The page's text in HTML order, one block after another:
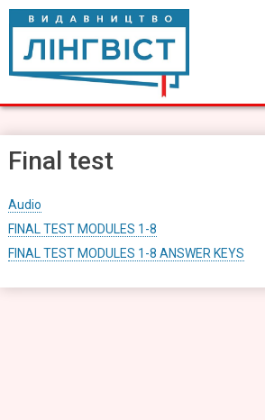
Skip
content
Видавництво Лінгвіст
Видавництво Лінгвіст – адаптація та
Final test
Audio
FINAL TEST MODULES 1-8
FINAL TEST MODULES 1-8 ANSWER KEYS